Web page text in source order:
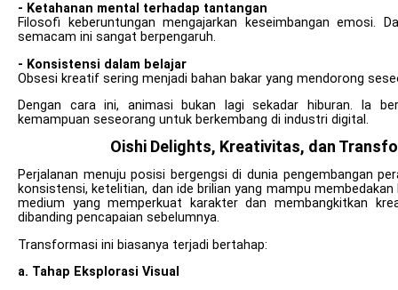
- Ketahanan mental terhadap tantangan
Filosofi keberuntungan mengajarkan keseimbangan emosi.
semacam ini sangat berpengaruh.
- Konsistensi dalam belajar
Obsesi kreatif sering menjadi bahan bakar yang mendorong
Dengan cara ini, animasi bukan lagi sekadar hiburan. Ia
kemampuan seseorang untuk berkembang di industri digital.
Oishi Delights, Kreativitas, dan
Perjalanan menuju posisi bergengsi di dunia pengembangan
konsistensi, ketelitian, dan ide brilian yang mampu
medium yang memperkuat karakter dan membangkitkan
dibanding pencapaian sebelumnya.
Transformasi ini biasanya terjadi bertahap:
a. Tahap Eksplorasi Visual